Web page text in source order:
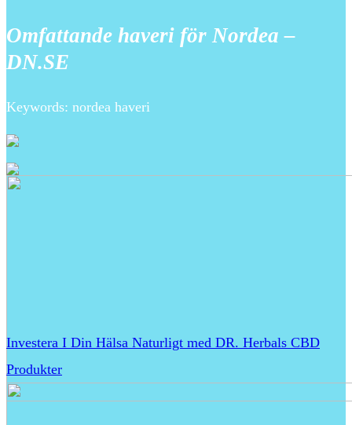
Omfattande haveri för Nordea –
DN.SE
Keywords: nordea haveri
Investera I Din Hälsa Naturligt med DR. Herbals CBD
Produkter